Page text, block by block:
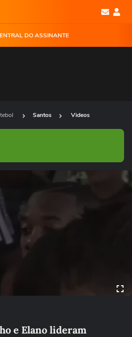
DO ASSINANTE
Santos Videos
e Elano lideram